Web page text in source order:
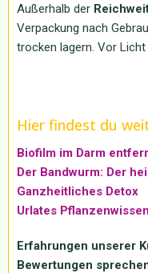
Außerhalb der
Verpackung nach
trocken lagern. Vor
Hier findest du
Biofilm im Darm
Der Bandwurm: Der
Ganzheitliches Detox
Urlates
Erfahrungen unserer
Bewertungen